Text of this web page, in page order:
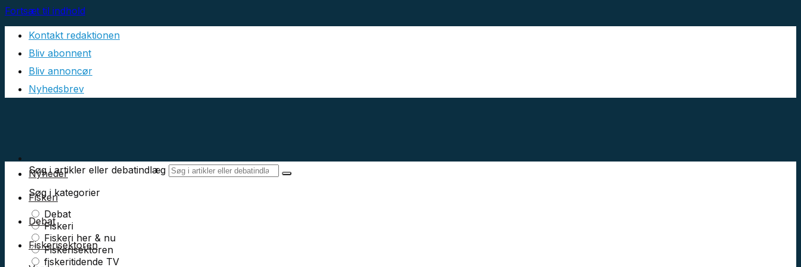
Fortsæt til indhold
Kontakt redaktionen
Bliv abonnent
Bliv annoncør
Nyhedsbrev
Søg i artikler eller debatindlæg
Søg i kategorier
Debat
Fiskeri
Fiskeri her & nu
Fiskerisektoren
fiskeritidende TV
Nyheder
Fiskeri
Debat
Fiskerisektoren